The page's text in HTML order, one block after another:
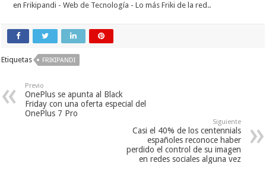
enFrikipandi - Web de Tecnología - Lo más Friki de la red..
Etiquetas FRIKIPANDI
Previo
OnePlus se apunta al Black
Friday con una oferta especial del
OnePlus 7 Pro
Siguiente
Casi el 40% de los centennials
españoles reconoce haber
perdido el control de su imagen
en redes sociales alguna vez